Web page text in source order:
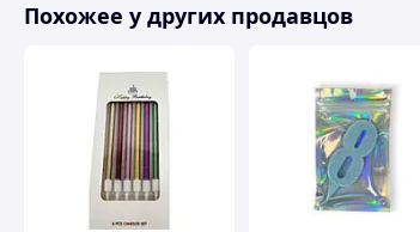
Похожее у других продавцов